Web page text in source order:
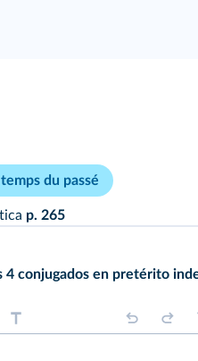
du passé
p. 265
4 conjugados en pretérito